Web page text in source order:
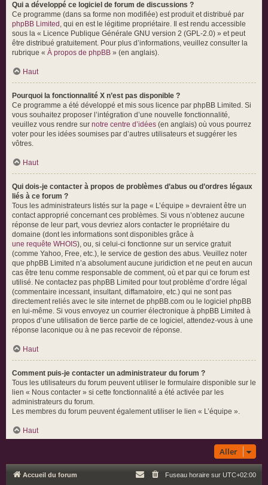
Qui a développé ce logiciel de forum de discussions ?
Ce programme (dans sa forme non modifiée) est produit et distribué par
phpBB Limited , qui en est le légitime propriétaire. Il est rendu accessible
sous la « Licence Publique Générale GNU version 2 (GPL-2.0) » et peut
être distribué gratuitement. Pour plus d’informations, veuillez consulter la
rubrique « À propos de phpBB » (en anglais).
Haut
Pourquoi la fonctionnalité X n’est pas disponible ?
Ce programme a été développé et mis sous licence par phpBB Limited. Si
vous souhaitez proposer l’intégration d’une nouvelle fonctionnalité,
veuillez vous rendre sur notre centre d’idées (en anglais) où vous pourrez
voter pour les idées soumises par d’autres utilisateurs et suggérer les
vôtres.
Haut
Qui dois-je contacter à propos de problèmes d’abus ou d’ordres légaux
liés à ce forum ?
Tous les administrateurs listés sur la page « L’équipe » devraient être un
contact approprié concernant ces problèmes. Si vous n’obtenez aucune
réponse de leur part, vous devriez alors contacter le propriétaire du
domaine (dont les informations sont disponibles grâce à
une requête WHOIS), ou, si celui-ci fonctionne sur un service gratuit
(comme Yahoo, Free, etc.), le service de gestion des abus. Veuillez noter
que phpBB Limited n’a absolument aucune juridiction et ne peut en aucun
cas être tenu comme responsable de comment, où et par qui ce forum est
utilisé. Ne contactez pas phpBB Limited pour tout problème d’ordre légal
(commentaire incessant, insultant, diffamatoire, etc.) qui ne sont pas
directement reliés avec le site internet de phpBB.com ou le logiciel phpBB
en lui-même. Si vous envoyez un courrier électronique à phpBB Limited à
propos d’une utilisation de tierce partie de ce logiciel, attendez-vous à une
réponse laconique ou à ne pas recevoir de réponse.
Haut
Comment puis-je contacter un administrateur du forum ?
Tous les utilisateurs du forum peuvent utiliser le formulaire disponible sur le
lien « Nous contacter » si cette fonctionnalité a été activée par les
administrateurs du forum.
Les membres du forum peuvent également utiliser le lien « L’équipe ».
Haut
Aller
Accueil du forum Fuseau horaire sur UTC+02:00